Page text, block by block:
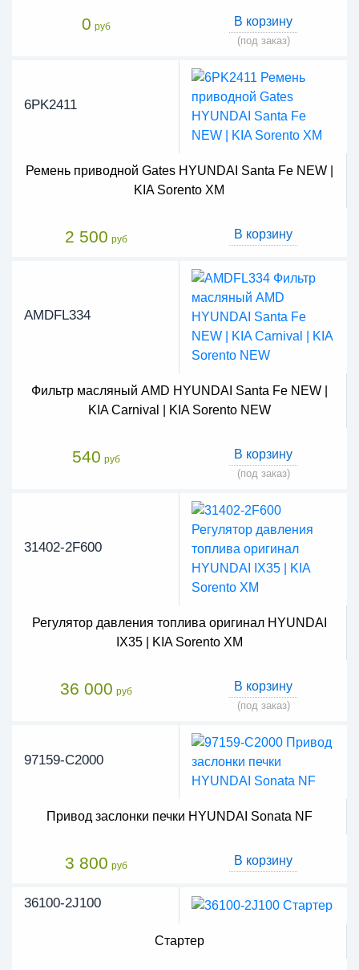
0 руб В корзину
(под заказ)
6PK2411
Ремень приводной Gates HYUNDAI Santa Fe NEW |
KIA Sorento XM
2 500 руб В корзину
AMDFL334
Фильтр масляный AMD HYUNDAI Santa Fe NEW |
KIA Carnival | KIA Sorento NEW
540 руб В корзину
(под заказ)
31402-2F600
Регулятор давления топлива оригинал HYUNDAI
IX35 | KIA Sorento XM
36 000 руб В корзину
(под заказ)
97159-C2000
Привод заслонки печки HYUNDAI Sonata NF
3 800 руб В корзину
36100-2J100
Стартер